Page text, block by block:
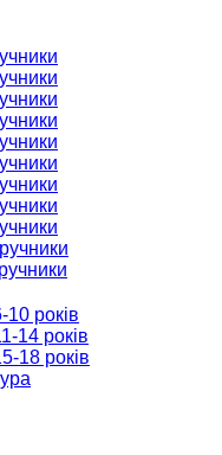
10 років
14 років
18 років